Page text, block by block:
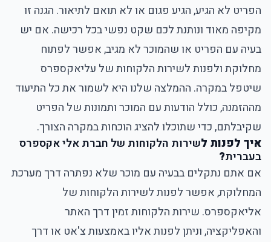
הפריט לא הגיע, הגיע פגום או לא תואם לתיאור. הגנה זו
מקיפה מאוד ונותנת לכם שקט נפשי בכל רכישה. אם יש
בעיה עם הפריט או שהמוכר לא מגיב, אפשר לפתוח
מחלוקת ולפנות לשירות הלקוחות של עליאקספרס
שיטפל במקרה. ההמלצה שלנו היא לשמור את כל התיעוד
מההזמנה, כולל הודעות עם המוכר ותמונות של הפריט
שקיבלתם, כדי שתוכלו להציג הוכחות במקרה הצורך.
איך לפנות לשירות הלקוחות של חברת אלי אקספרס
בעברית?
אם אתם נתקלים בבעיה עם מוכר שלא נפתרה דרך מערכת
המחלוקת, אפשר לפנות לשירות הלקוחות של
אליאקספרס. שירות הלקוחות זמין דרך האתר
והאפליקציה, וניתן לפנות אליו באמצעות צ'אט או דרך